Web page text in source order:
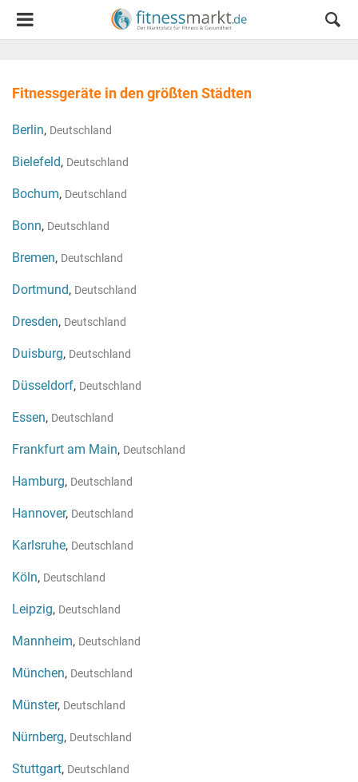
Fitnessgeräte in den größten Städten
Berlin, Deutschland
Bielefeld, Deutschland
Bochum, Deutschland
Bonn, Deutschland
Bremen, Deutschland
Dortmund, Deutschland
Dresden, Deutschland
Duisburg, Deutschland
Düsseldorf, Deutschland
Essen, Deutschland
Frankfurt am Main, Deutschland
Hamburg, Deutschland
Hannover, Deutschland
Karlsruhe, Deutschland
Köln, Deutschland
Leipzig, Deutschland
Mannheim, Deutschland
München, Deutschland
Münster, Deutschland
Nürnberg, Deutschland
Stuttgart, Deutschland